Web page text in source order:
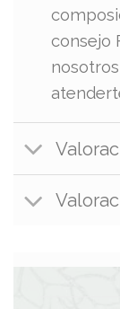
consejo